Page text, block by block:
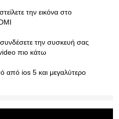
την εικόνα στο
την συσκευή σας
πιο κάτω
από ios 5 και μεγαλύτερο